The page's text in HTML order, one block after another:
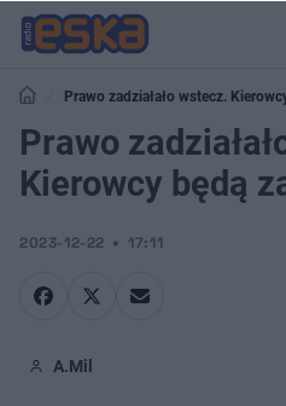
Prawo zadziałało wstecz.
Prawo
Kierowcy będą
2023-12-22 17:11
A.Mil